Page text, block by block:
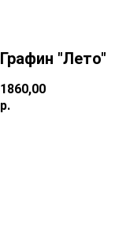
Графин "Лето"
1860,00
р.